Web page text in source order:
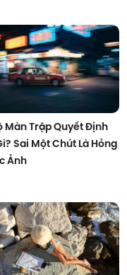
Màn Trập Quyết Định
Sai Một Chút Là Hỏng
Ảnh